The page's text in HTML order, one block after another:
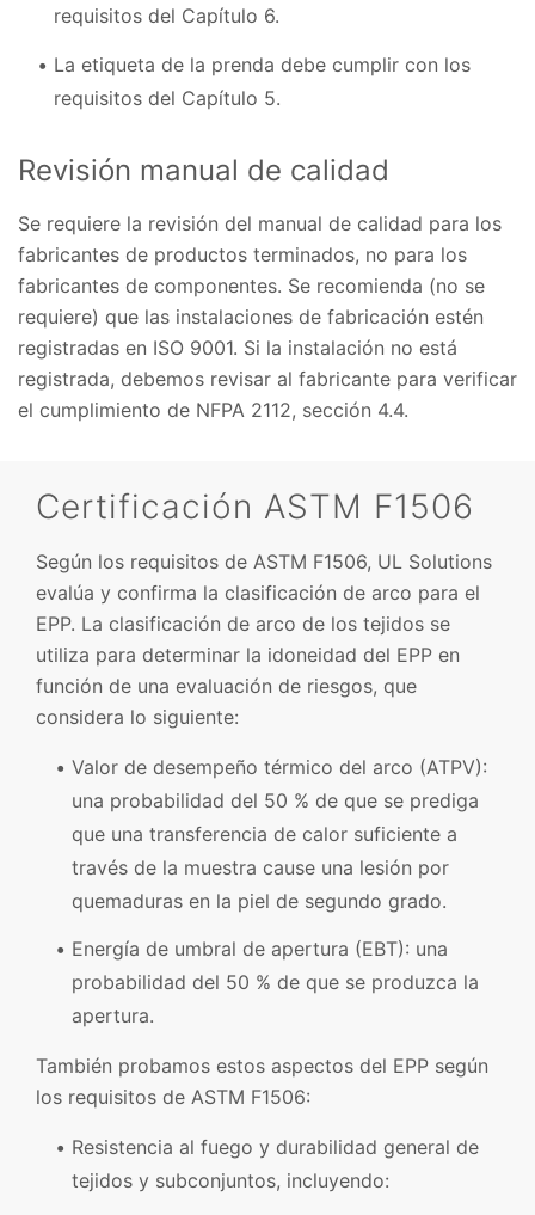
requisitos del Capítulo 6.
La etiqueta de la prenda debe cumplir con los
requisitos del Capítulo 5.
Revisión manual de calidad
Se requiere la revisión del manual de calidad para los
fabricantes de productos terminados, no para los
fabricantes de componentes. Se recomienda (no se
requiere) que las instalaciones de fabricación estén
registradas en ISO 9001. Si la instalación no está
registrada, debemos revisar al fabricante para verificar
el cumplimiento de NFPA 2112, sección 4.4.
Certificación ASTM F1506
Según los requisitos de ASTM F1506, UL Solutions
evalúa y confirma la clasificación de arco para el
EPP. La clasificación de arco de los tejidos se
utiliza para determinar la idoneidad del EPP en
función de una evaluación de riesgos, que
considera lo siguiente:
Valor de desempeño térmico del arco (ATPV):
una probabilidad del 50 % de que se prediga
que una transferencia de calor suficiente a
través de la muestra cause una lesión por
quemaduras en la piel de segundo grado.
Energía de umbral de apertura (EBT): una
probabilidad del 50 % de que se produzca la
apertura.
También probamos estos aspectos del EPP según
los requisitos de ASTM F1506:
Resistencia al fuego y durabilidad general de
tejidos y subconjuntos, incluyendo: